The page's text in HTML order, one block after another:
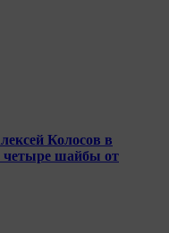
Колосов в
четыре шайбы от